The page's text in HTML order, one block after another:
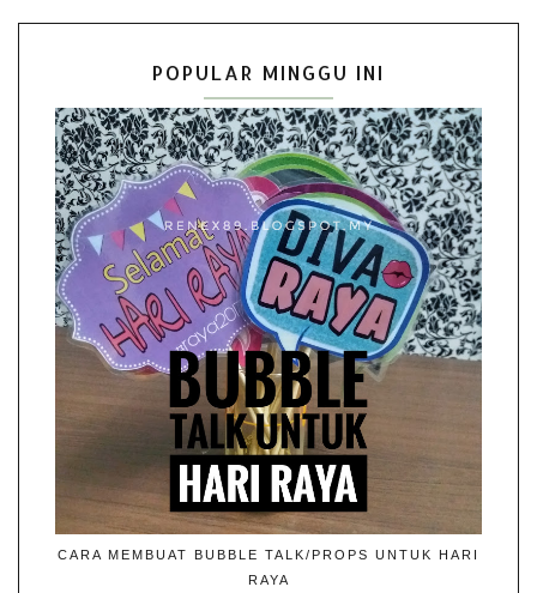
POPULAR MINGGU INI
CARA MEMBUAT BUBBLE TALK/PROPS UNTUK HARI
RAYA